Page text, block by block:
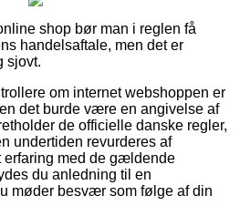
shop bør man i reglen få
handelsaftale, men det er
sjovt.
om internet webshoppen er
det burde være en angivelse af
de officielle danske regler,
undertiden revurderes af
med de gældende
du anledning til en
møder besvær som følge af din